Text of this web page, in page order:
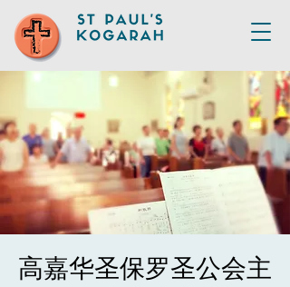
高嘉华圣保罗圣公会主